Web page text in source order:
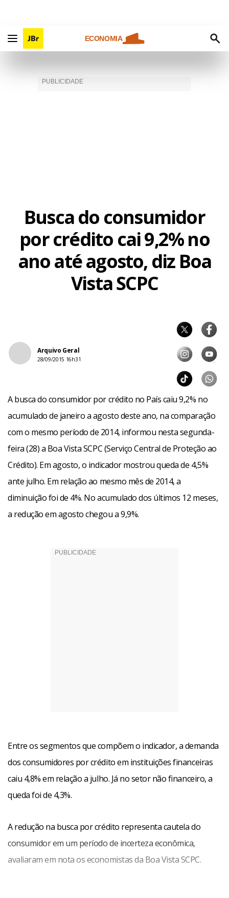
ECONOMIA
Busca do consumidor
por crédito cai 9,2% no
ano até agosto, diz Boa
Vista SCPC
Arquivo Geral
28/09/2015 16h31
A busca do consumidor por crédito no País caiu 9,2% no
acumulado de janeiro a agosto deste ano, na comparação
com o mesmo período de 2014, informou nesta segunda-
feira (28) a Boa Vista SCPC (Serviço Central de Proteção ao
Crédito). Em agosto, o indicador mostrou queda de 4,5%
ante julho. Em relação ao mesmo mês de 2014, a
diminuição foi de 4%. No acumulado dos últimos 12 meses,
a redução em agosto chegou a 9,9%.
Entre os segmentos que compõem o indicador, a demanda
dos consumidores por crédito em instituições financeiras
caiu 4,8% em relação a julho. Já no setor não financeiro, a
queda foi de 4,3%.
A redução na busca por crédito representa cautela do
consumidor em um período de incerteza econômica,
avaliaram em nota os economistas da Boa Vista SCPC.